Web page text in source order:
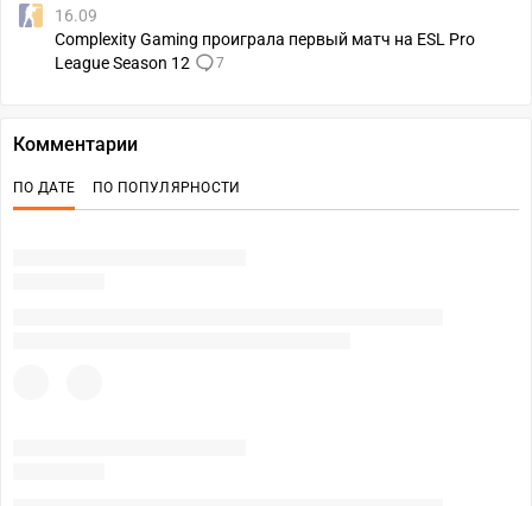
16.09
Complexity Gaming проиграла первый матч на ESL Pro
League Season 12
7
Комментарии
ПО ДАТЕ ПО ПОПУЛЯРНОСТИ